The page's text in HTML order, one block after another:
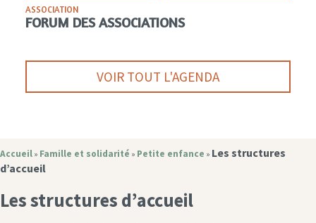
ASSOCIATION
FORUM DES ASSOCIATIONS
VOIR TOUT L'AGENDA
Accueil » Famille et solidarité » Petite enfance » Les structures
d’accueil
Les structures d’accueil